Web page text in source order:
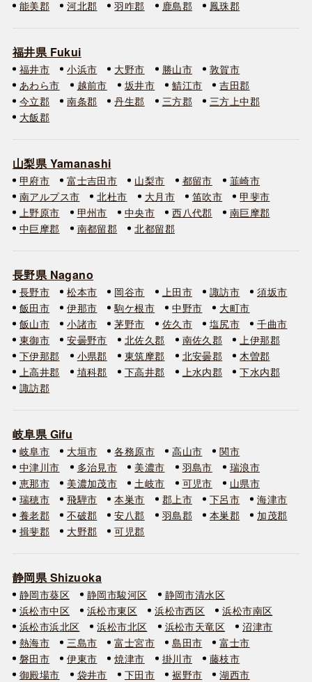
能美郡 河北郡 羽咋郡 鹿島郡 鳳珠郡
福井県 Fukui
福井市 小浜市 大野市 勝山市
敦賀市
あわら市
越前市 坂井市 鯖江市
吉田郡
今立郡
南条郡 丹生郡 三方郡
三方上中郡
大飯郡
山梨県 Yamanashi
甲府市 富士吉田市 山梨市 都留市
韮崎市
南アルプス市
北杜市 大月市 笛吹市
甲斐市
上野原市
甲州市 中央市 西八代郡
南巨摩郡
中巨摩郡
南都留郡 北都留郡
長野県 Nagano
長野市 松本市 岡谷市 上田市 諏訪市
須坂市
飯田市
伊那市 駒ケ根市 中野市
大町市
飯山市
小諸市 茅野市 佐久市 塩尻市
千曲市
東御市
安曇野市 北佐久郡 南佐久郡
上伊那郡
下伊那郡
小県郡 東筑摩郡 北安曇郡
木曽郡
上高井郡
埴科郡 下高井郡 上水内郡
下水内郡
諏訪郡
岐阜県 Gifu
岐阜市 大垣市 各務原市 高山市
関市
中津川市
多治見市 美濃市 羽島市
瑞浪市
恵那市
美濃加茂市 土岐市 可児市
山県市
瑞穂市
飛騨市 本巣市 郡上市 下呂市
海津市
養老郡
不破郡 安八郡 羽島郡 本巣郡
加茂郡
揖斐郡
大野郡 可児郡
静岡県 Shizuoka
静岡市葵区 静岡市駿河区
静岡市清水区
浜松市中区
浜松市東区 浜松市西区
浜松市南区
浜松市浜北区
浜松市北区 浜松市天竜区
沼津市
熱海市
三島市 富士宮市 島田市
富士市
磐田市
伊東市 焼津市 掛川市
藤枝市
御殿場市
袋井市 下田市 裾野市
湖西市